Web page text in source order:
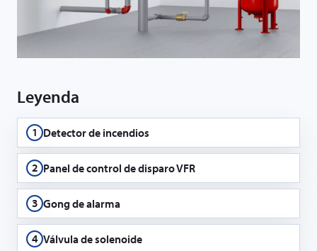
Leyenda
1 Detector de incendios
2 Panel de control de disparo VFR
3 Gong de alarma
4 Válvula de solenoide